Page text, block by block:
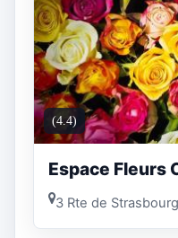
(4.4)
Espace Fleurs
3 Rte de